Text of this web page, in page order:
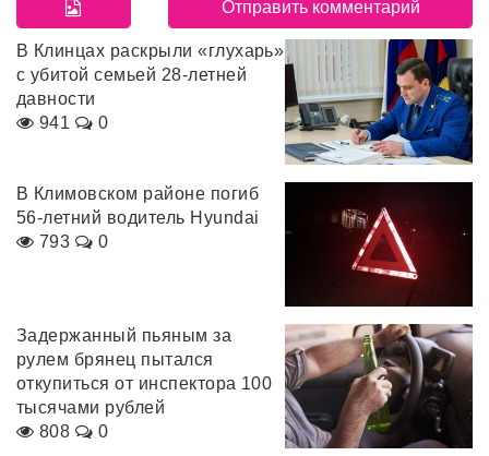
В Клинцах раскрыли «глухарь»
с убитой семьей 28-летней
давности
941
0
В Климовском районе погиб
56-летний водитель Hyundai
793
0
Задержанный пьяным за
рулем брянец пытался
откупиться от инспектора 100
тысячами рублей
808
0